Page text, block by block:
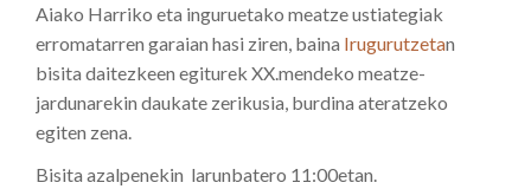
Aiako Harriko eta inguruetako meatze ustiategiak
erromatarren garaian hasi ziren, baina Irugurutzetan
bisita daitezkeen egiturek XX.mendeko meatze-
jardunarekin daukate zerikusia, burdina ateratzeko
egiten zena.
Bisita azalpenekin larunbatero 11:00etan.